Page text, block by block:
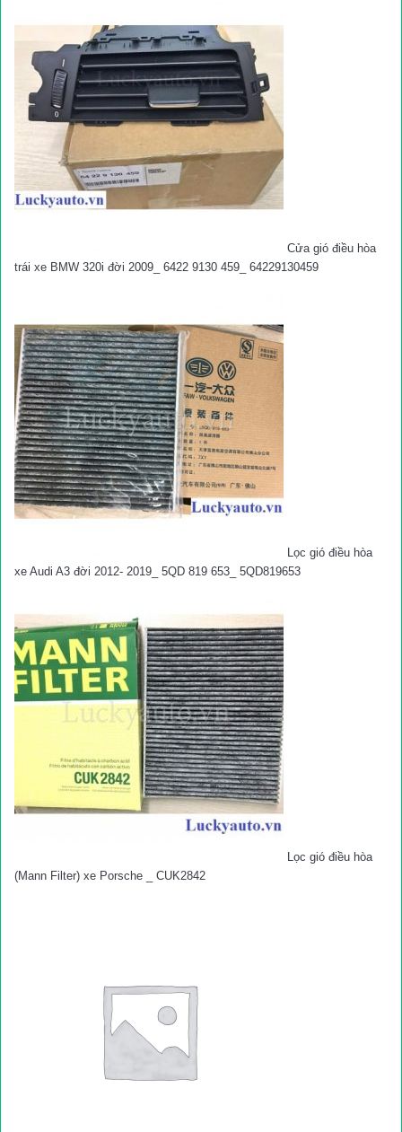
Cửa gió điều hòa
trái xe BMW 320i đời 2009_ 6422 9130 459_ 64229130459
Lọc gió điều hòa
xe Audi A3 đời 2012- 2019_ 5QD 819 653_ 5QD819653
Lọc gió điều hòa
(Mann Filter) xe Porsche _ CUK2842